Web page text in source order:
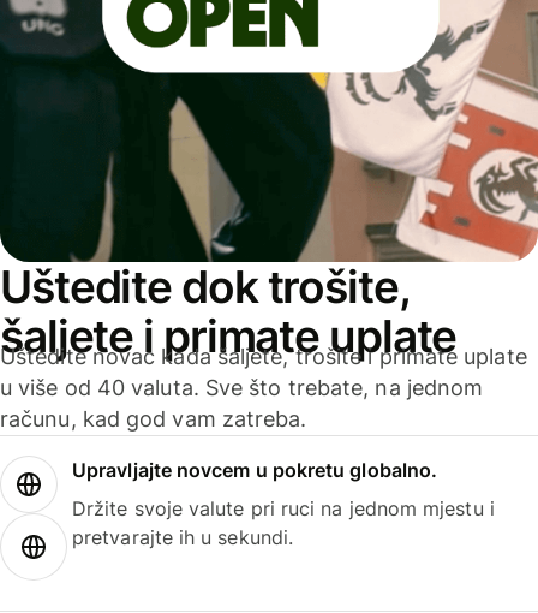
Uštedite dok trošite,
šaljete i primate uplate
Uštedite novac kada šaljete, trošite i primate uplate
u više od 40 valuta. Sve što trebate, na jednom
računu, kad god vam zatreba.
Upravljajte novcem u pokretu globalno.
Držite svoje valute pri ruci na jednom mjestu i
pretvarajte ih u sekundi.